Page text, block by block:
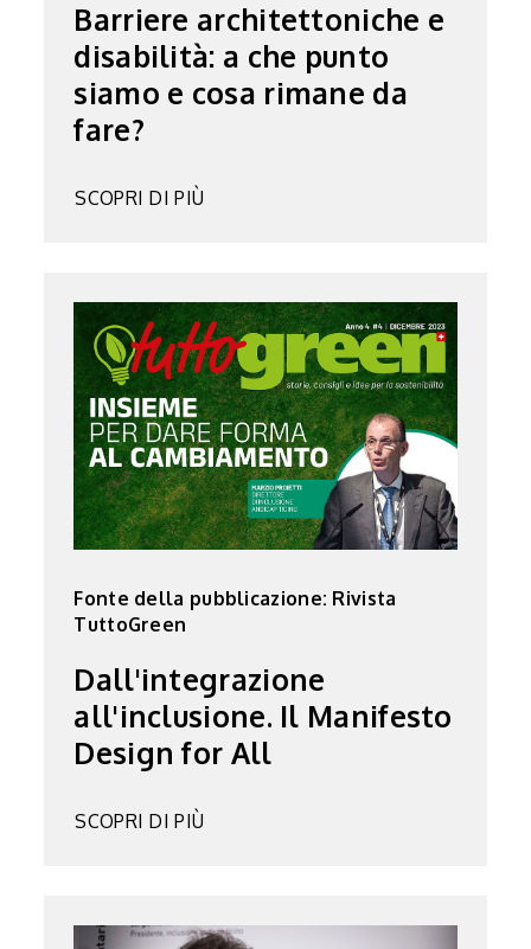
Barriere architettoniche e
disabilità: a che punto
siamo e cosa rimane da
fare?
SCOPRI DI PIÙ
Fonte della pubblicazione: Rivista
TuttoGreen
Dall'integrazione
all'inclusione. Il Manifesto
Design for All
SCOPRI DI PIÙ